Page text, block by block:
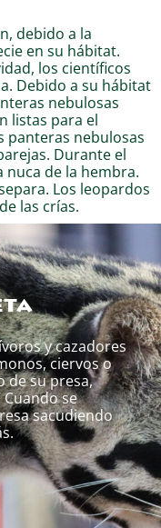
debido a la
en su hábitat.
los científicos
Debido a su hábitat
nebulosas
listas para el
panteras nebulosas
Durante el
de la hembra.
Los leopardos
las crías.
y cazadores
ciervos o
de su presa,
se
sacudiendo